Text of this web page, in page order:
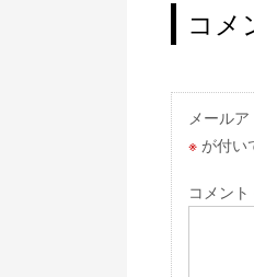
ナ
ビ
ゲ
ー
シ
ョ
ン
コメ
メール
※ が付い
コメント